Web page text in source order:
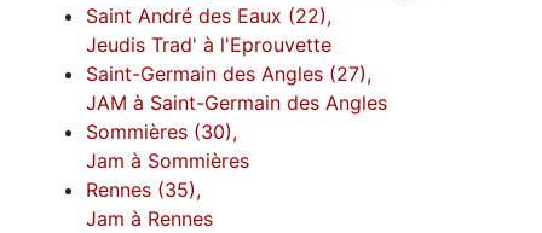
Saint André des Eaux (22),
Jeudis Trad' à l'Eprouvette
Saint-Germain des Angles (27),
JAM à Saint-Germain des Angles
Sommières (30),
Jam à Sommières
Rennes (35),
Jam à Rennes